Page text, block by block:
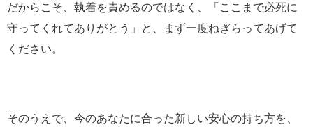
だからこそ、執着を責めるのではなく、「ここまで必死に
守ってくれてありがとう」と、まず一度ねぎらってあげて
ください。
そのうえで、今のあなたに合った新しい安心の持ち方を、